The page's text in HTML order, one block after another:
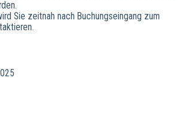
Sie zeitnah nach Buchungseingang zum